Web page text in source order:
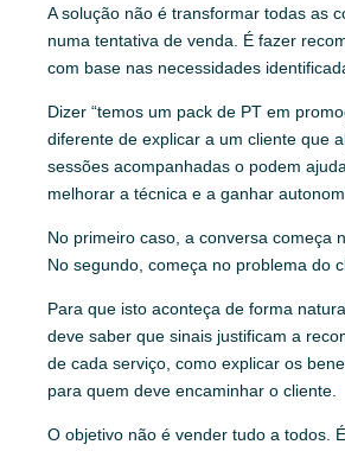
A solução não é transformar todas as
numa tentativa de venda. É fazer
com base nas necessidades
Dizer “temos um pack de PT em
diferente de explicar a um cliente que
sessões acompanhadas o podem
melhorar a técnica e a ganhar
No primeiro caso, a conversa começa
No segundo, começa no problema do
Para que isto aconteça de forma
deve saber que sinais justificam a
de cada serviço, como explicar os
para quem deve encaminhar o cliente.
O objetivo não é vender tudo a todos. É